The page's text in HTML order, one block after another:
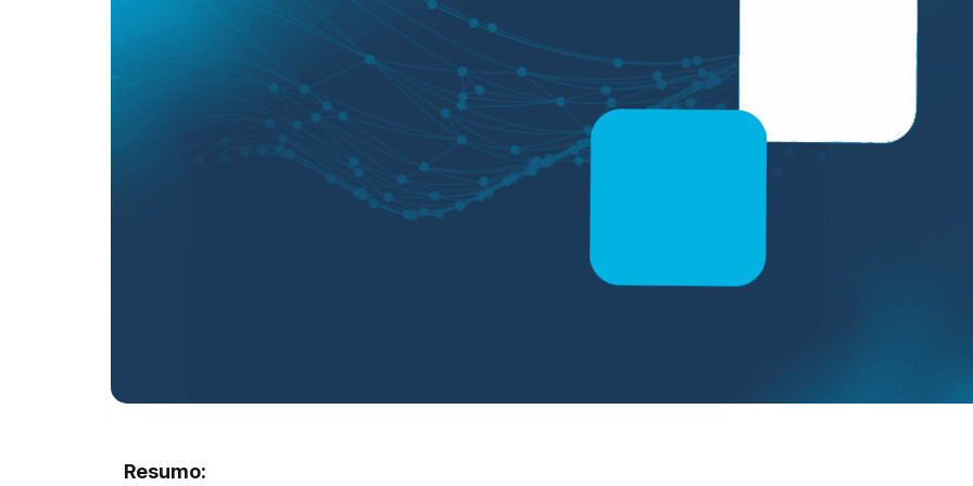
Resumo: